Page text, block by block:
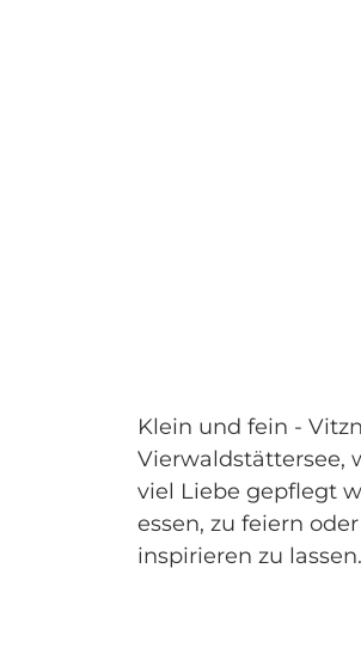
Klein und fein -
Vierwaldstättersee,
viel Liebe gepflegt
essen, zu feiern
inspirieren zu lassen.